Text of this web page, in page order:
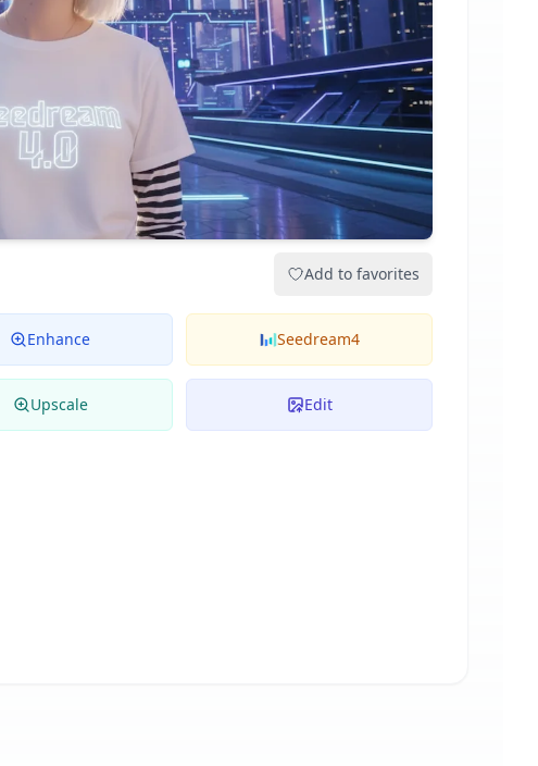
Add to favorites
Enhance Seedream4
Upscale Edit